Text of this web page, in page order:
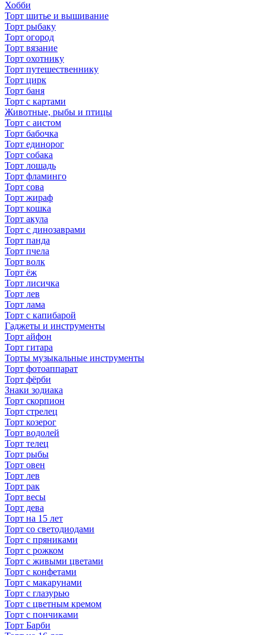
Хобби
Торт шитье и вышивание
Торт рыбаку
Торт огород
Торт вязание
Торт охотнику
Торт путешественнику
Торт цирк
Торт баня
Торт с картами
Животные, рыбы и птицы
Торт с аистом
Торт бабочка
Торт единорог
Торт собака
Торт лошадь
Торт фламинго
Торт сова
Торт жираф
Торт кошка
Торт акула
Торт с динозаврами
Торт панда
Торт пчела
Торт волк
Торт ёж
Торт лисичка
Торт лев
Торт лама
Торт с капибарой
Гаджеты и инструменты
Торт айфон
Торт гитара
Торты музыкальные инструменты
Торт фотоаппарат
Торт фёрби
Знаки зодиака
Торт скорпион
Торт стрелец
Торт козерог
Торт водолей
Торт телец
Торт рыбы
Торт овен
Торт лев
Торт рак
Торт весы
Торт дева
Торт на 15 лет
Торт со светодиодами
Торт с пряниками
Торт с рожком
Торт с живыми цветами
Торт с конфетами
Торт с макарунами
Торт с глазурью
Торт с цветным кремом
Торт с пончиками
Торт Барби